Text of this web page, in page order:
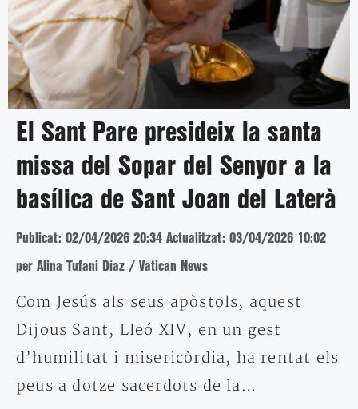
El Sant Pare presideix la santa
missa del Sopar del Senyor a la
basílica de Sant Joan del Laterà
Publicat: 02/04/2026 20:34 Actualitzat: 03/04/2026 10:02
per Alina Tufani Díaz / Vatican News
Com Jesús als seus apòstols, aquest
Dijous Sant, Lleó XIV, en un gest
d’humilitat i misericòrdia, ha rentat els
peus a dotze sacerdots de la…